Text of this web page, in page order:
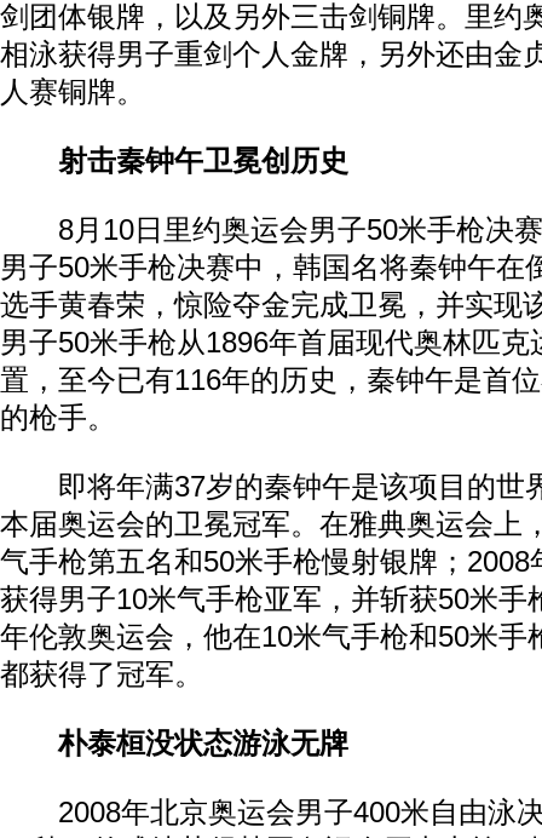
剑团体银牌，以及另外三击剑铜牌。里约
相泳获得男子重剑个人金牌，另外还由金
人赛铜牌。
射击秦钟午卫冕创历史
8月10日里约奥运会男子50米手枪决赛
男子50米手枪决赛中，韩国名将秦钟午在
选手黄春荣，惊险夺金完成卫冕，并实现
男子50米手枪从1896年首届现代奥林匹克
置，至今已有116年的历史，秦钟午是首
的枪手。
即将年满37岁的秦钟午是该项目的世
本届奥运会的卫冕冠军。在雅典奥运会上
气手枪第五名和50米手枪慢射银牌；2008
获得男子10米气手枪亚军，并斩获50米手
年伦敦奥运会，他在10米气手枪和50米手
都获得了冠军。
朴泰桓没状态游泳无牌
2008年北京奥运会男子400米自由泳